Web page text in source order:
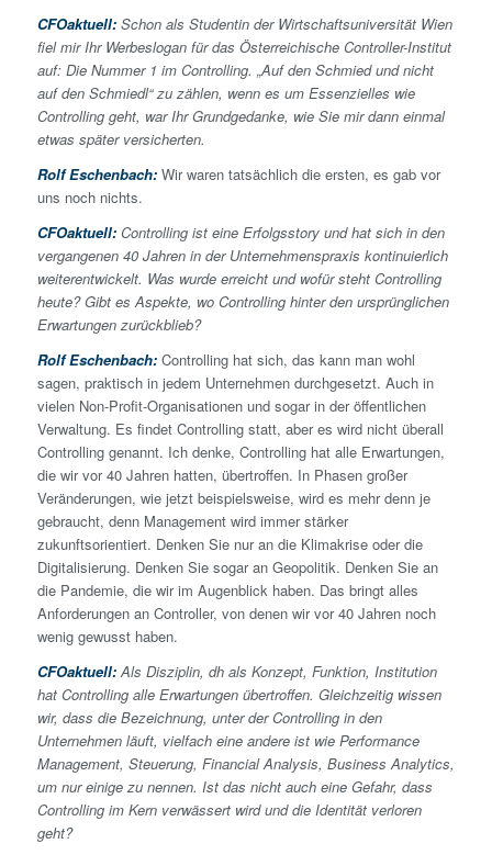
CFOaktuell: Schon als Studentin der Wirtschaftsuniversität Wien
fiel mir Ihr Werbeslogan für das Österreichische Controller-Institut
auf: Die Nummer 1 im Controlling. „Auf den Schmied und nicht
auf den Schmiedl“ zu zählen, wenn es um Essenzielles wie
Controlling geht, war Ihr Grundgedanke, wie Sie mir dann einmal
etwas später versicherten.
Rolf Eschenbach:Wir waren tatsächlich die ersten, es gab vor
uns noch nichts.
CFOaktuell: Controlling ist eine Erfolgsstory und hat sich in den
vergangenen 40 Jahren in der Unternehmenspraxis kontinuierlich
weiterentwickelt. Was wurde erreicht und wofür steht Controlling
heute? Gibt es Aspekte, wo Controlling hinter den ursprünglichen
Erwartungen zurückblieb?
Rolf Eschenbach:Controlling hat sich, das kann man wohl
sagen, praktisch in jedem Unternehmen durch­gesetzt. Auch in
vielen Non-Profit-Organisationen und sogar in der öffentlichen
Verwaltung. Es findet Controlling statt, aber es wird nicht überall
Controlling genannt. Ich denke, Controlling hat alle Erwartungen,
die wir vor 40 Jahren hatten, übertroffen. In Phasen großer
Veränderungen, wie jetzt beispielsweise, wird es mehr denn je
gebraucht, denn Management wird immer stärker
zukunftsorientiert. Denken Sie nur an die Klimakrise oder die
Digitalisierung. Denken Sie sogar an Geopolitik. Denken Sie an
die Pandemie, die wir im Augenblick haben. Das bringt alles
Anforderungen an Controller, von denen wir vor 40 Jahren noch
wenig gewusst haben.
CFOaktuell: Als Disziplin, dh als Konzept, Funktion, Institution
hat Controlling alle Erwartungen übertroffen. Gleichzeitig wissen
wir, dass die Bezeichnung, unter der Controlling in den
Unternehmen läuft, vielfach eine andere ist wie Performance
Management, Steuerung, Financial Analysis, Business Analytics,
um nur einige zu nennen. Ist das nicht auch eine Gefahr, dass
Controlling im Kern verwässert wird und die Identität verloren
geht?